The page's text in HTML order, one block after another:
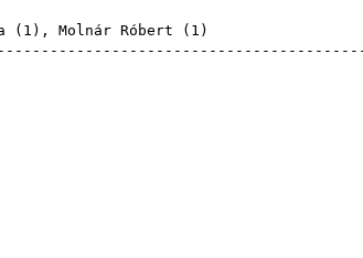
( 1 ), Molnár Róbert ( 1